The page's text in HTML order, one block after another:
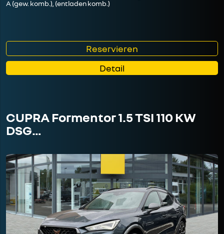
A (gew. komb.), (entladen komb.)
Reservieren
Detail
CUPRA Formentor 1.5 TSI 110 KW
DSG…